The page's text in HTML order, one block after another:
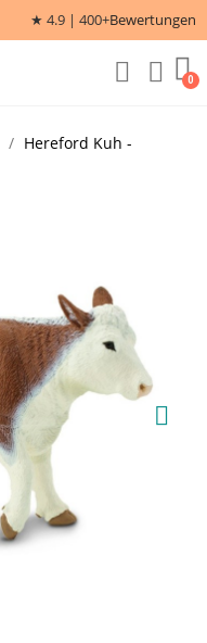
★ 4.9 | 400+Bewertungen
Hereford Kuh -